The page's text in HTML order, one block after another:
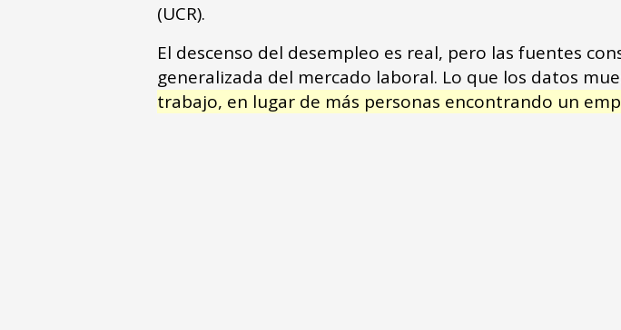
(UCR).
El descenso del desempleo es real, pero las fuentes
generalizada del mercado laboral. Lo que los datos
trabajo, en lugar de más personas encontrando un